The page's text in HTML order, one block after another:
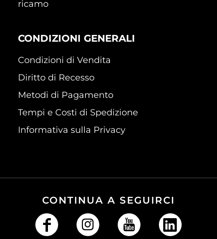
ricamo
CONDIZIONI GENERALI
Condizioni di Vendita
Diritto di Recesso
Metodi di Pagamento
Tempi e Costi di Spedizione
Informativa sulla Privacy
CONTINUA A SEGUIRCI